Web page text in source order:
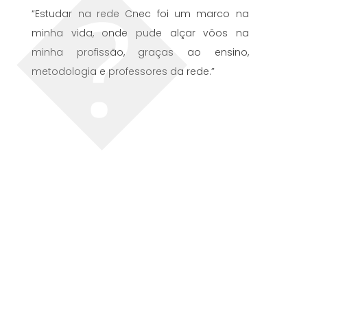
“Estudar na rede Cnec foi um marco na
minha vida, onde pude alçar vôos na
minha profissão, graças ao ensino,
metodologia e professores da rede.”